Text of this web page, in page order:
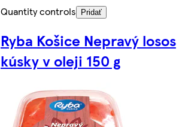
Quantity controls
Pridať
Ryba Košice Nepravý losos
kúsky v oleji 150 g